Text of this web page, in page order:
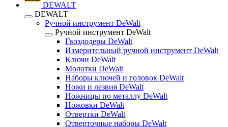
DEWALT
DEWALT
Ручной инструмент DeWalt
Ручной инструмент DeWalt
Гвоздодеры DeWalt
Измерительный ручной инструмент DeWalt
Ключи DeWalt
Молотки DeWalt
Наборы ключей и головок DeWalt
Ножи и лезвия DeWalt
Ножницы по металлу DeWalt
Ножовки DeWalt
Отвертки DeWalt
Отверточные наборы DeWalt